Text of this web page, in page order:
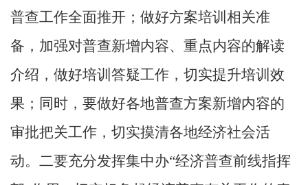
普查工作全面推开；做好方案培训相关准
备，加强对普查新增内容、重点内容的解读
介绍，做好培训答疑工作，切实提升培训效
果；同时，要做好各地普查方案新增内容的
审批把关工作，切实摸清各地经济社会活
动。二要充分发挥集中办“经济普查前线指挥